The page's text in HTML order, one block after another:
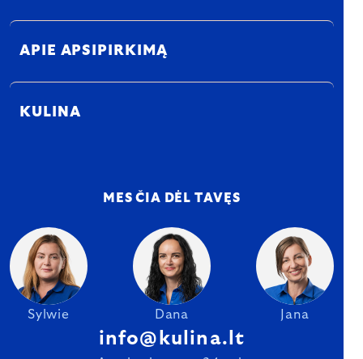
APIE APSIPIRKIMĄ
KULINA
MES ČIA DĖL TAVĘS
Sylwie Dana Jana
info@kulina.lt